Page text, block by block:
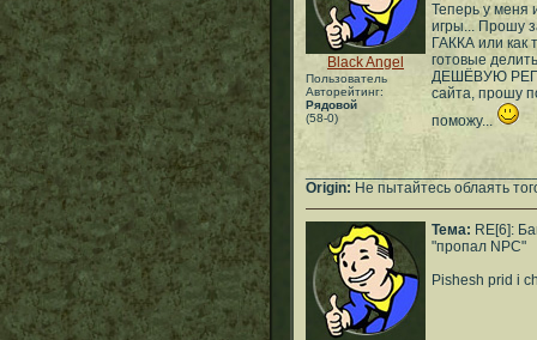
Black Angel
Пользователь
Авторейтинг:
Рядовой
(58-0)
Теперь у меня
игры... Прошу
ГАККА или как
готовые
ДЕШЁВУЮ
сайта, прошу
поможу...
Origin: Не пытайтесь облаять
Тема: RE[6]:
"пропал NPC"
Pishesh prid i